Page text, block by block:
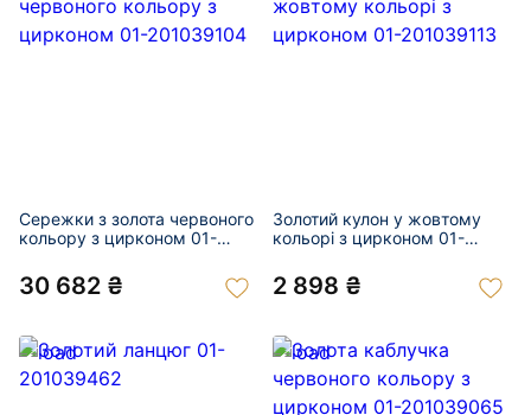
Сережки з золота червоного
кольору з цирконом 01-
30 682 ₴
Золотий кулон у жовтому
кольорі з цирконом 01-
2 898 ₴